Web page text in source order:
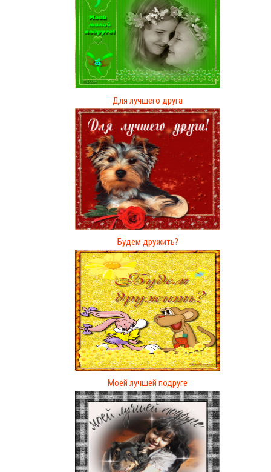
Для лучшего друга
Будем дружить?
Моей лучшей подруге